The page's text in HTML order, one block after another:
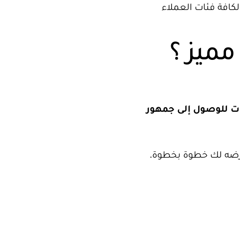
فئات العملاء
؟
للوصول إلى جمهور
لك خطوة بخطوة.